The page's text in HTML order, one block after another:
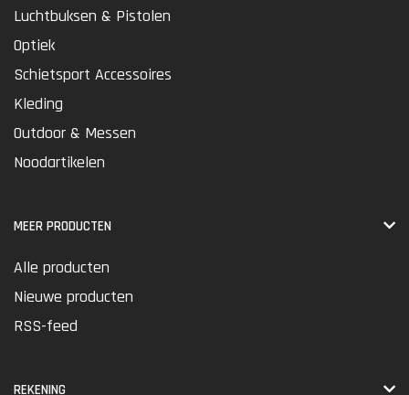
Luchtbuksen & Pistolen
Optiek
Schietsport Accessoires
Kleding
Outdoor & Messen
Noodartikelen
MEER PRODUCTEN
Alle producten
Nieuwe producten
RSS-feed
REKENING